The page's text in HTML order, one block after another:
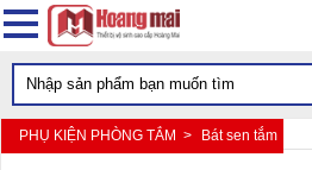
PHỤ KIỆN PHÒNG TẮM > Bát sen tắm